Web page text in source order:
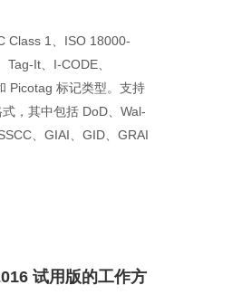
Class 1、ISO 18000-
It、I-CODE、
Picotag 标记类型。支持
，其中包括 DoD、Wal-
、GIAI、GID、GRAI
试用版的工作方